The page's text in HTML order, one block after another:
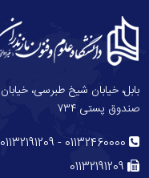
صندوق پستی ۷۳۴
01132460000
-
01132191209
01132191209